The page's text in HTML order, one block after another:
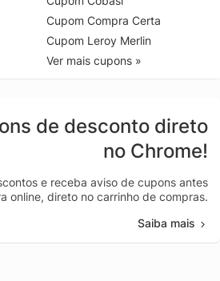
Cupom Compra Certa
Cupom Leroy Merlin
Ver mais cupons »
de desconto direto
no Chrome!
e receba aviso de cupons antes
online, direto no carrinho de compras.
Saiba mais